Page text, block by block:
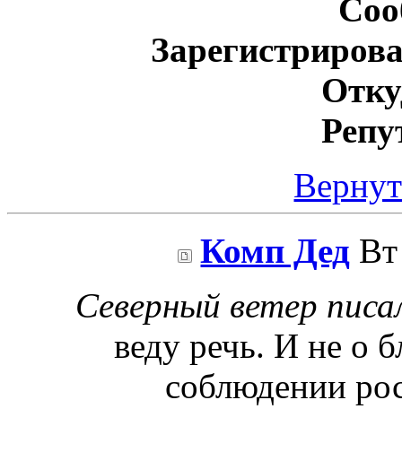
Комп Дед
Северный ветер
веду речь. И не о
соблюдении